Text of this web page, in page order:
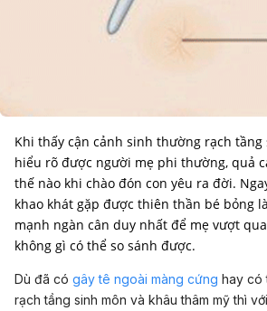
Khi thấy cận cảnh sinh thường rạch
hiểu rõ được người mẹ phi thường, quả
thế nào khi chào đón con yêu ra đời.
khao khát gặp được thiên thần bé bỏng
mạnh ngàn cân duy nhất để mẹ vượt
không gì có thể so sánh được.
Dù đã có gây tê ngoài màng cứng hay có
rạch tầng sinh môn và khâu thâm mỹ thì